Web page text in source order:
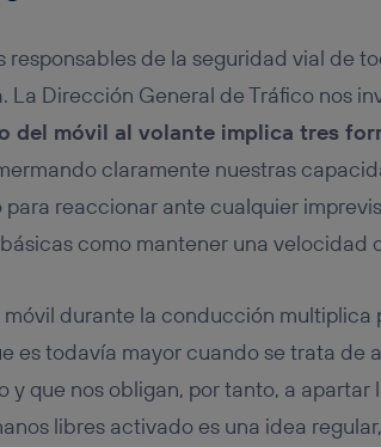
responsables de la seguridad vial de
La Dirección General de Tráfico nos
del móvil al volante implica tres
claramente nuestras
para reaccionar ante cualquier
como mantener una
móvil durante la conducción
es todavía mayor cuando se trata de
y que nos obligan, por tanto, a
libres activado es una idea